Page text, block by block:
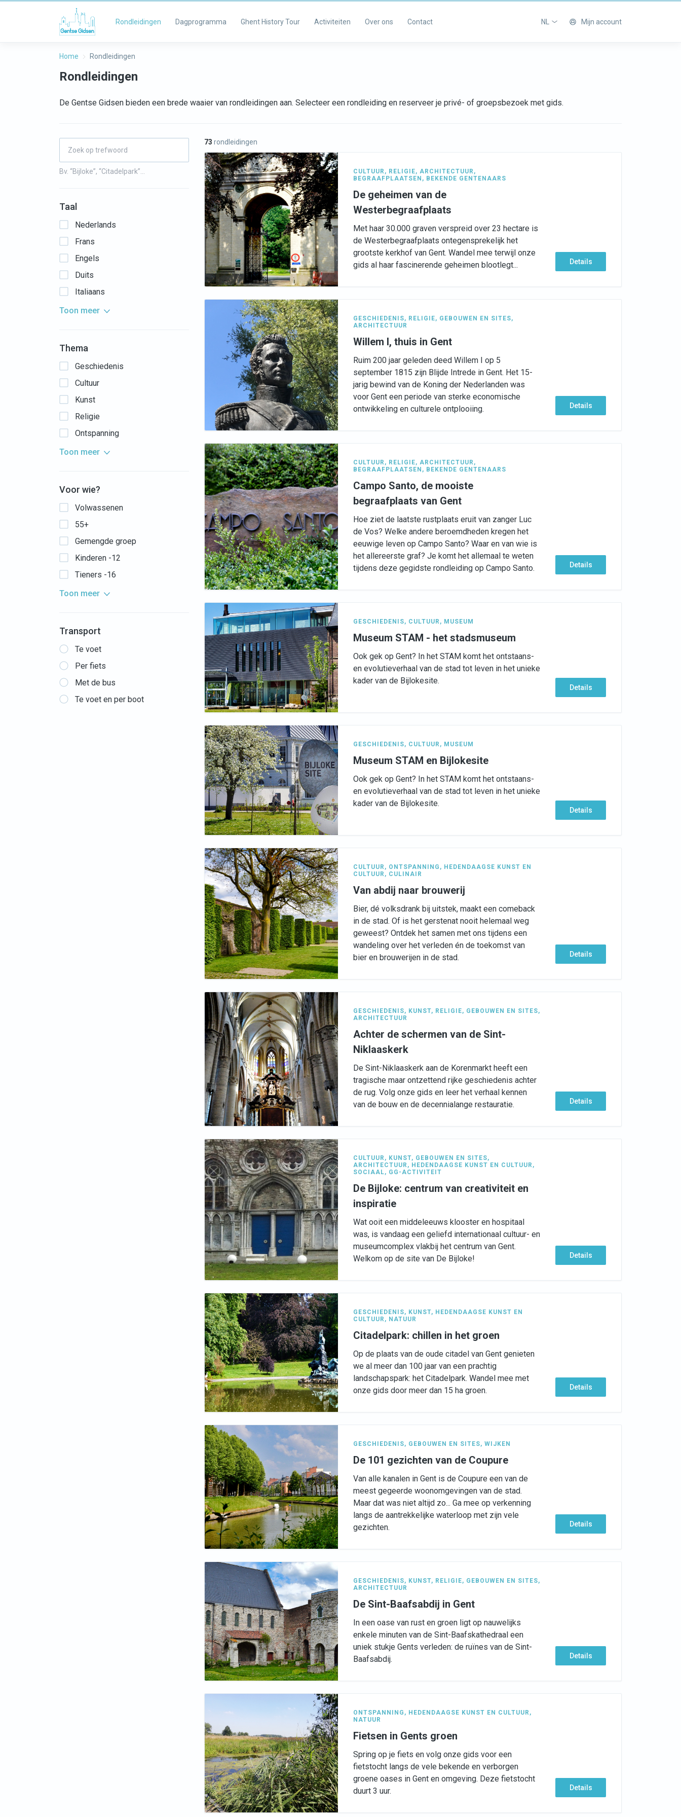
Rondleidingen Dagprogramma Ghent History Tour Activiteiten Over ons Contact NL Mijn account
Home Rondleidingen
Rondleidingen
De Gentse Gidsen bieden een brede waaier van rondleidingen aan. Selecteer een rondleiding en reserveer je privé- of groepsbezoek met gids.
Bv. “Bijloke”, “Citadelpark”…
Taal
Nederlands
Frans
Engels
Duits
Italiaans
Toon meer
Thema
Geschiedenis
Cultuur
Kunst
Religie
Ontspanning
Toon meer
Voor wie?
Volwassenen
55+
Gemengde groep
Kinderen -12
Tieners -16
Toon meer
Transport
Te voet
Per fiets
Met de bus
Te voet en per boot
73 rondleidingen
CULTUUR , RELIGIE, ARCHITECTUUR ,
BEGRAAFPLAATSEN , BEKENDE GENTENAARS
De geheimen van de
Westerbegraafplaats
Met haar 30.000 graven verspreid over 23 hectare is
de Westerbegraafplaats ontegensprekelijk het
grootste kerkhof van Gent. Wandel mee terwijl onze
gids al haar fascinerende geheimen blootlegt...
Details
GESCHIEDENIS, RELIGIE, GEBOUWEN EN SITES,
ARCHITECTUUR
Willem I, thuis in Gent
Ruim 200 jaar geleden deed Willem I op 5
september 1815 zijn Blijde Intrede in Gent. Het 15-
jarig bewind van de Koning der Nederlanden was
voor Gent een periode van sterke economische
ontwikkeling en culturele ontplooiing.
Details
CULTUUR , RELIGIE, ARCHITECTUUR ,
BEGRAAFPLAATSEN , BEKENDE GENTENAARS
Campo Santo, de mooiste
begraafplaats van Gent
Hoe ziet de laatste rustplaats eruit van zanger Luc
de Vos? Welke andere beroemdheden kregen het
eeuwige leven op Campo Santo? Waar en van wie is
het allereerste graf? Je komt het allemaal te weten
tijdens deze gegidste rondleiding op Campo Santo.
Details
GESCHIEDENIS, CULTUUR , MUSEUM
Museum STAM - het stadsmuseum
Ook gek op Gent? In het STAM komt het ontstaans-
en evolutieverhaal van de stad tot leven in het unieke
kader van de Bijlokesite.
Details
GESCHIEDENIS, CULTUUR , MUSEUM
Museum STAM en Bijlokesite
Ook gek op Gent? In het STAM komt het ontstaans-
en evolutieverhaal van de stad tot leven in het unieke
kader van de Bijlokesite.
Details
CULTUUR , ONTSPANNING , HEDENDAAGSE KUNST EN
CULTUUR , CULINAIR
Van abdij naar brouwerij
Bier, dé volksdrank bij uitstek, maakt een comeback
in de stad. Of is het gerstenat nooit helemaal weg
geweest? Ontdek het samen met ons tijdens een
wandeling over het verleden én de toekomst van
bier en brouwerijen in de stad.
Details
GESCHIEDENIS, KUNST, RELIGIE, GEBOUWEN EN SITES,
ARCHITECTUUR
Achter de schermen van de Sint-
Niklaaskerk
De Sint-Niklaaskerk aan de Korenmarkt heeft een
tragische maar ontzettend rijke geschiedenis achter
de rug. Volg onze gids en leer het verhaal kennen
van de bouw en de decennialange restauratie.
Details
CULTUUR , KUNST, GEBOUWEN EN SITES,
ARCHITECTUUR , HEDENDAAGSE KUNST EN CULTUUR ,
SOCIAAL, GG-ACTIVITEIT
De Bijloke: centrum van creativiteit en
inspiratie
Wat ooit een middeleeuws klooster en hospitaal
was, is vandaag een geliefd internationaal cultuur- en
museumcomplex vlakbij het centrum van Gent.
Welkom op de site van De Bijloke!
Details
GESCHIEDENIS, KUNST, HEDENDAAGSE KUNST EN
CULTUUR , NATUUR
Citadelpark: chillen in het groen
Op de plaats van de oude citadel van Gent genieten
we al meer dan 100 jaar van een prachtig
landschapspark: het Citadelpark. Wandel mee met
onze gids door meer dan 15 ha groen.
Details
GESCHIEDENIS, GEBOUWEN EN SITES, WIJKEN
De 101 gezichten van de Coupure
Van alle kanalen in Gent is de Coupure een van de
meest gegeerde woonomgevingen van de stad.
Maar dat was niet altijd zo... Ga mee op verkenning
langs de aantrekkelijke waterloop met zijn vele
gezichten.
Details
GESCHIEDENIS, KUNST, RELIGIE, GEBOUWEN EN SITES,
ARCHITECTUUR
De Sint-Baafsabdij in Gent
In een oase van rust en groen ligt op nauwelijks
enkele minuten van de Sint-Baafskathedraal een
uniek stukje Gents verleden: de ruïnes van de Sint-
Baafsabdij.
Details
ONTSPANNING , HEDENDAAGSE KUNST EN CULTUUR ,
NATUUR
Fietsen in Gents groen
Spring op je fiets en volg onze gids voor een
fietstocht langs de vele bekende en verborgen
groene oases in Gent en omgeving. Deze fietstocht
duurt 3 uur.
Details